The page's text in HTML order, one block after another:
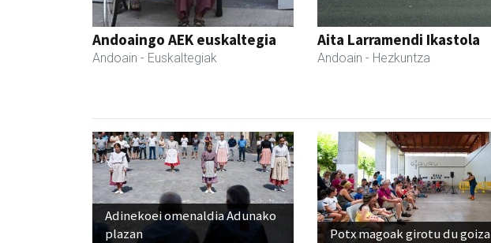
Andoaingo AEK euskaltegia
Andoain - Euskaltegiak
Aita Larramendi Ikastola
Andoain - Hezkuntza
Adinekoei omenaldia Adunako
plazan
Potx magoak girotu du goiza